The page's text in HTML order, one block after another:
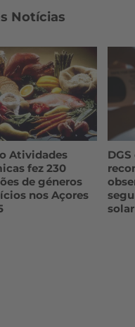
Notícias
Atividades
fez 230
de géneros
nos Açores
solar